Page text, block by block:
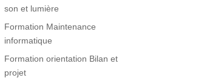
son et lumière
Formation Maintenance
informatique
Formation orientation Bilan et
projet